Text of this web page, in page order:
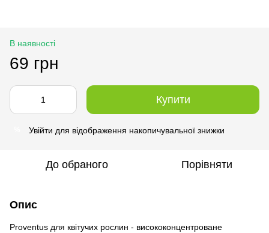
В наявності
69 грн
Купити
Увійти для відображення накопичувальної знижки
До обраного Порівняти
Опис
Proventus для квітучих рослин - висококонцентроване